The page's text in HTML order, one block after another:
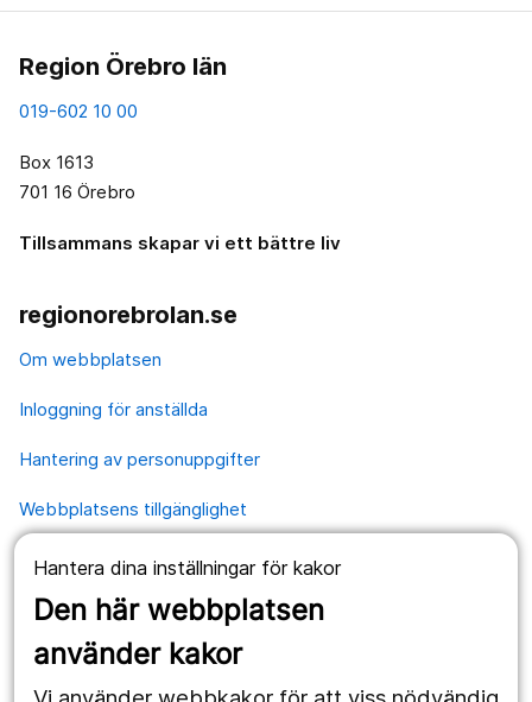
Hantera dina inställningar för kakor
Den här webbplatsen
använder kakor
Region Örebro län
019-602 10 00
Box 1613
701 16 Örebro
Tillsammans skapar vi ett bättre liv
regionorebrolan.se
Om webbplatsen
Inloggning för anställda
Hantering av personuppgifter
Webbplatsens tillgänglighet
Våra webbplatser
1177.se